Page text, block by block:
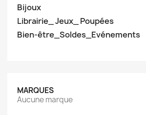
Bijoux
Librairie_ Jeux_ Poupées
Bien-être_Soldes_Evénements
MARQUES
Aucune marque